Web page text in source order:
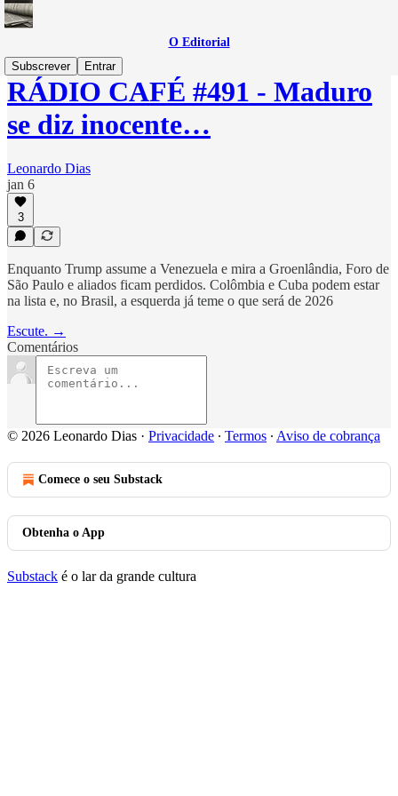
O Editorial
Subscrever
Entrar
RÁDIO CAFÉ #491 - Maduro
se diz inocente…
Leonardo Dias
jan 6
3
Enquanto Trump assume a Venezuela e mira a Groenlândia, Foro de
São Paulo e aliados ficam perdidos. Colômbia e Cuba podem estar
na lista e, no Brasil, a esquerda já teme o que será de 2026
Escute. →
Comentários
© 2026 Leonardo Dias · Privacidade ∙ Termos ∙ Aviso de cobrança
Comece o seu Substack
Obtenha o App
Substack é o lar da grande cultura